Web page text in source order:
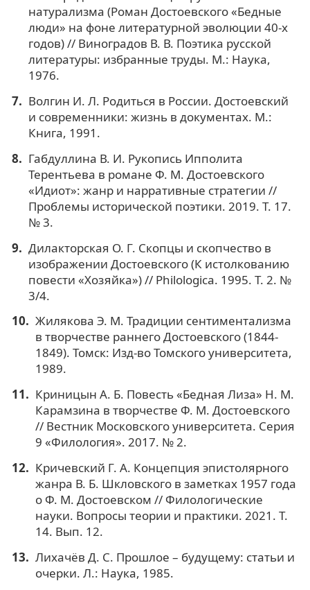
натурализма (Роман Достоевского «Бедные
люди» на фоне литературной эволюции 40-х
годов) // Виноградов В. В. Поэтика русской
литературы: избранные труды. М.: Наука,
1976.
Волгин И. Л. Родиться в России. Достоевский
и современники: жизнь в документах. М.:
Книга, 1991.
Габдуллина В. И. Рукопись Ипполита
Терентьева в романе Ф. М. Достоевского
«Идиот»: жанр и нарративные стратегии //
Проблемы исторической поэтики. 2019. Т. 17.
№ 3.
Дилакторская О. Г. Скопцы и скопчество в
изображении Достоевского (К истолкованию
повести «Хозяйка») // Philologica. 1995. Т. 2. №
3/4.
Жилякова Э. М. Традиции сентиментализма
в творчестве раннего Достоевского (1844-
1849). Томск: Изд-во Томского университета,
1989.
Криницын А. Б. Повесть «Бедная Лиза» Н. М.
Карамзина в творчестве Ф. М. Достоевского
// Вестник Московского университета. Серия
9 «Филология». 2017. № 2.
Кричевский Г. А. Концепция эпистолярного
жанра В. Б. Шкловского в заметках 1957 года
о Ф. М. Достоевском // Филологические
науки. Вопросы теории и практики. 2021. Т.
14. Вып. 12.
Лихачёв Д. С. Прошлое – будущему: статьи и
очерки. Л.: Наука, 1985.